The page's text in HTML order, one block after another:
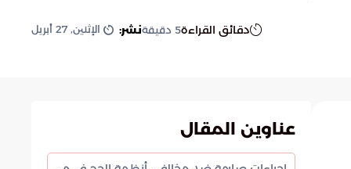
دقائق القراءة5 دقيقةنشر: الإثنين, 27 أبريل
عناوين المقال